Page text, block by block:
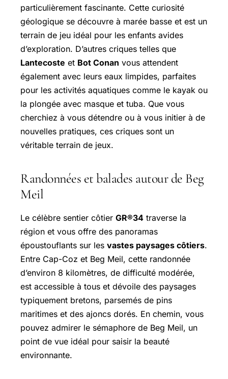
particulièrement fascinante. Cette curiosité
géologique se découvre à marée basse et est un
terrain de jeu idéal pour les enfants avides
d’exploration. D’autres criques telles que
Lantecoste et Bot Conan vous attendent
également avec leurs eaux limpides, parfaites
pour les activités aquatiques comme le kayak ou
la plongée avec masque et tuba. Que vous
cherchiez à vous détendre ou à vous initier à de
nouvelles pratiques, ces criques sont un
véritable terrain de jeux.
Randonnées et balades autour de Beg
Meil
Le célèbre sentier côtier GR®34 traverse la
région et vous offre des panoramas
époustouflants sur les vastes paysages côtiers.
Entre Cap-Coz et Beg Meil, cette randonnée
d’environ 8 kilomètres, de difficulté modérée,
est accessible à tous et dévoile des paysages
typiquement bretons, parsemés de pins
maritimes et des ajoncs dorés. En chemin, vous
pouvez admirer le sémaphore de Beg Meil, un
point de vue idéal pour saisir la beauté
environnante.